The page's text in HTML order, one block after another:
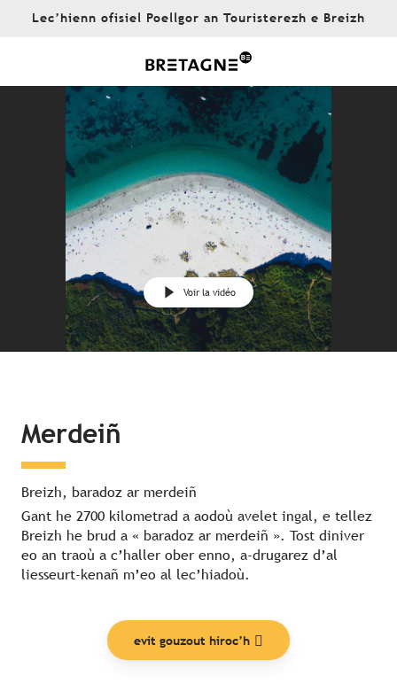
Lec’hienn ofisiel Poellgor an Touristerezh e Breizh
Voir la vidéo
Merdeiñ
Breizh, baradoz ar merdeiñ
Gant he 2700 kilometrad a aodoù avelet ingal, e tellez
Breizh he brud a « baradoz ar merdeiñ ». Tost diniver
eo an traoù a c’haller ober enno, a-drugarez d’al
liesseurt-kenañ m’eo al lec’hiadoù.
evit gouzout hiroc’h